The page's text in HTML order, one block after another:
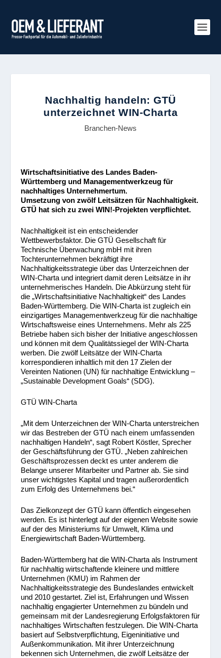
Nachhaltig handeln: GTÜ
unterzeichnet WIN-Charta
Branchen-News
Wirtschaftsinitiative des Landes Baden-
Württemberg und Managementwerkzeug für
nachhaltiges Unternehmertum.
Umsetzung von zwölf Leitsätzen für Nachhaltigkeit.
GTÜ hat sich zu zwei WIN!-Projekten verpflichtet.
Nachhaltigkeit ist ein entscheidender
Wettbewerbsfaktor. Die GTÜ Gesellschaft für
Technische Überwachung mbH mit ihren
Tochterunternehmen bekräftigt ihre
Nachhaltigkeitsstrategie über das Unterzeichnen der
WIN-Charta und integriert damit deren Leitsätze in ihr
unternehmerisches Handeln. Die Abkürzung steht für
die „Wirtschaftsinitiative Nachhaltigkeit“ des Landes
Baden-Württemberg. Die WIN-Charta ist zugleich ein
einzigartiges Managementwerkzeug für die nachhaltige
Wirtschaftsweise eines Unternehmens. Mehr als 225
Betriebe haben sich bisher der Initiative angeschlossen
und können mit dem Qualitätssiegel der WIN-Charta
werben. Die zwölf Leitsätze der WIN-Charta
korrespondieren inhaltlich mit den 17 Zielen der
Vereinten Nationen (UN) für nachhaltige Entwicklung –
„Sustainable Development Goals“ (SDG).
GTÜ WIN-Charta
„Mit dem Unterzeichnen der WIN-Charta unterstreichen
wir das Bestreben der GTÜ nach einem umfassenden
nachhaltigen Handeln“, sagt Robert Köstler, Sprecher
der Geschäftsführung der GTÜ. „Neben zahlreichen
Geschäftsprozessen deckt es unter anderem die
Belange unserer Mitarbeiter und Partner ab. Sie sind
unser wichtigstes Kapital und tragen außerordentlich
zum Erfolg des Unternehmens bei.“
Das Zielkonzept der GTÜ kann öffentlich eingesehen
werden. Es ist hinterlegt auf der eigenen Website sowie
auf der des Ministeriums für Umwelt, Klima und
Energiewirtschaft Baden-Württemberg.
Baden-Württemberg hat die WIN-Charta als Instrument
für nachhaltig wirtschaftende kleinere und mittlere
Unternehmen (KMU) im Rahmen der
Nachhaltigkeitsstrategie des Bundeslandes entwickelt
und 2010 gestartet. Ziel ist, Erfahrungen und Wissen
nachhaltig engagierter Unternehmen zu bündeln und
gemeinsam mit der Landesregierung Erfolgsfaktoren für
nachhaltiges Wirtschaften festzulegen. Die WIN-Charta
basiert auf Selbstverpflichtung, Eigeninitiative und
Außenkommunikation. Mit ihrer Unterzeichnung
bekennen sich Unternehmen, die zwölf Leitsätze der